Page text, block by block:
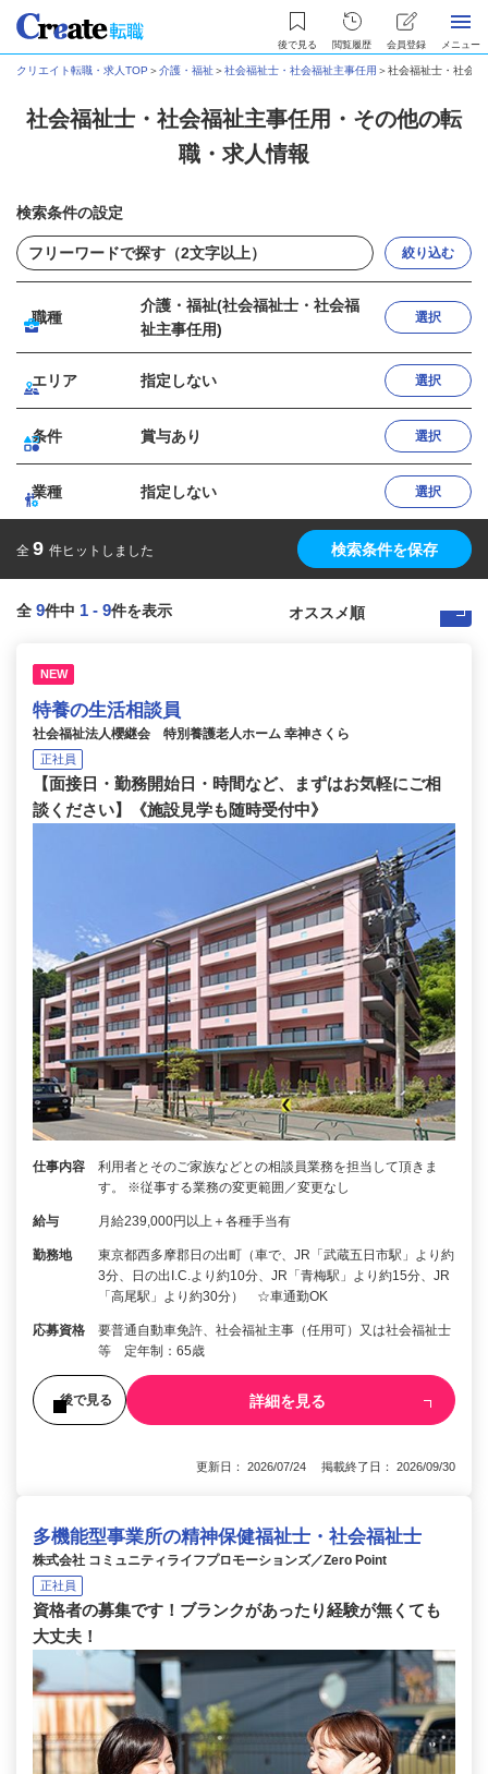
後で見る 閲覧履歴 会員登録 メニュー
クリエイト転職・求人TOP ＞介護・福祉＞社会福祉士・社会福祉主事任用 ＞社会福祉士・社会
社会福祉士・社会福祉主事任用・その他の転
職・求人情報
検索条件の設定
絞り込む
職種
介護・福祉(社会福祉士・社会福
祉主事任用)
選択
エリア 指定しない 選択
条件 賞与あり 選択
業種 指定しない 選択
全 9 件ヒットしました 検索条件を保存
全 9件中 1 - 9件を表示
NEW
特養の生活相談員
社会福祉法人櫻継会 特別養護老人ホーム 幸神さくら
正社員
【面接日・勤務開始日・時間など、まずはお気軽にご相
談ください】《施設見学も随時受付中》
仕事内容
利用者とそのご家族などとの相談員業務を担当して頂きま
す。 ※従事する業務の変更範囲／変更なし
給与 月給239,000円以上＋各種手当有
勤務地
東京都西多摩郡日の出町（車で、JR「武蔵五日市駅」より約
3分、日の出I.C.より約10分、JR「青梅駅」より約15分、JR
「高尾駅」より約30分） ☆車通勤OK
応募資格
要普通自動車免許、社会福祉主事（任用可）又は社会福祉士
等 定年制：65歳
後で見る 詳細を見る
更新日： 2026/07/24 掲載終了日： 2026/09/30
多機能型事業所の精神保健福祉士・社会福祉士
株式会社 コミュニティライフプロモーションズ／Zero Point
正社員
資格者の募集です！ブランクがあったり経験が無くても
大丈夫！